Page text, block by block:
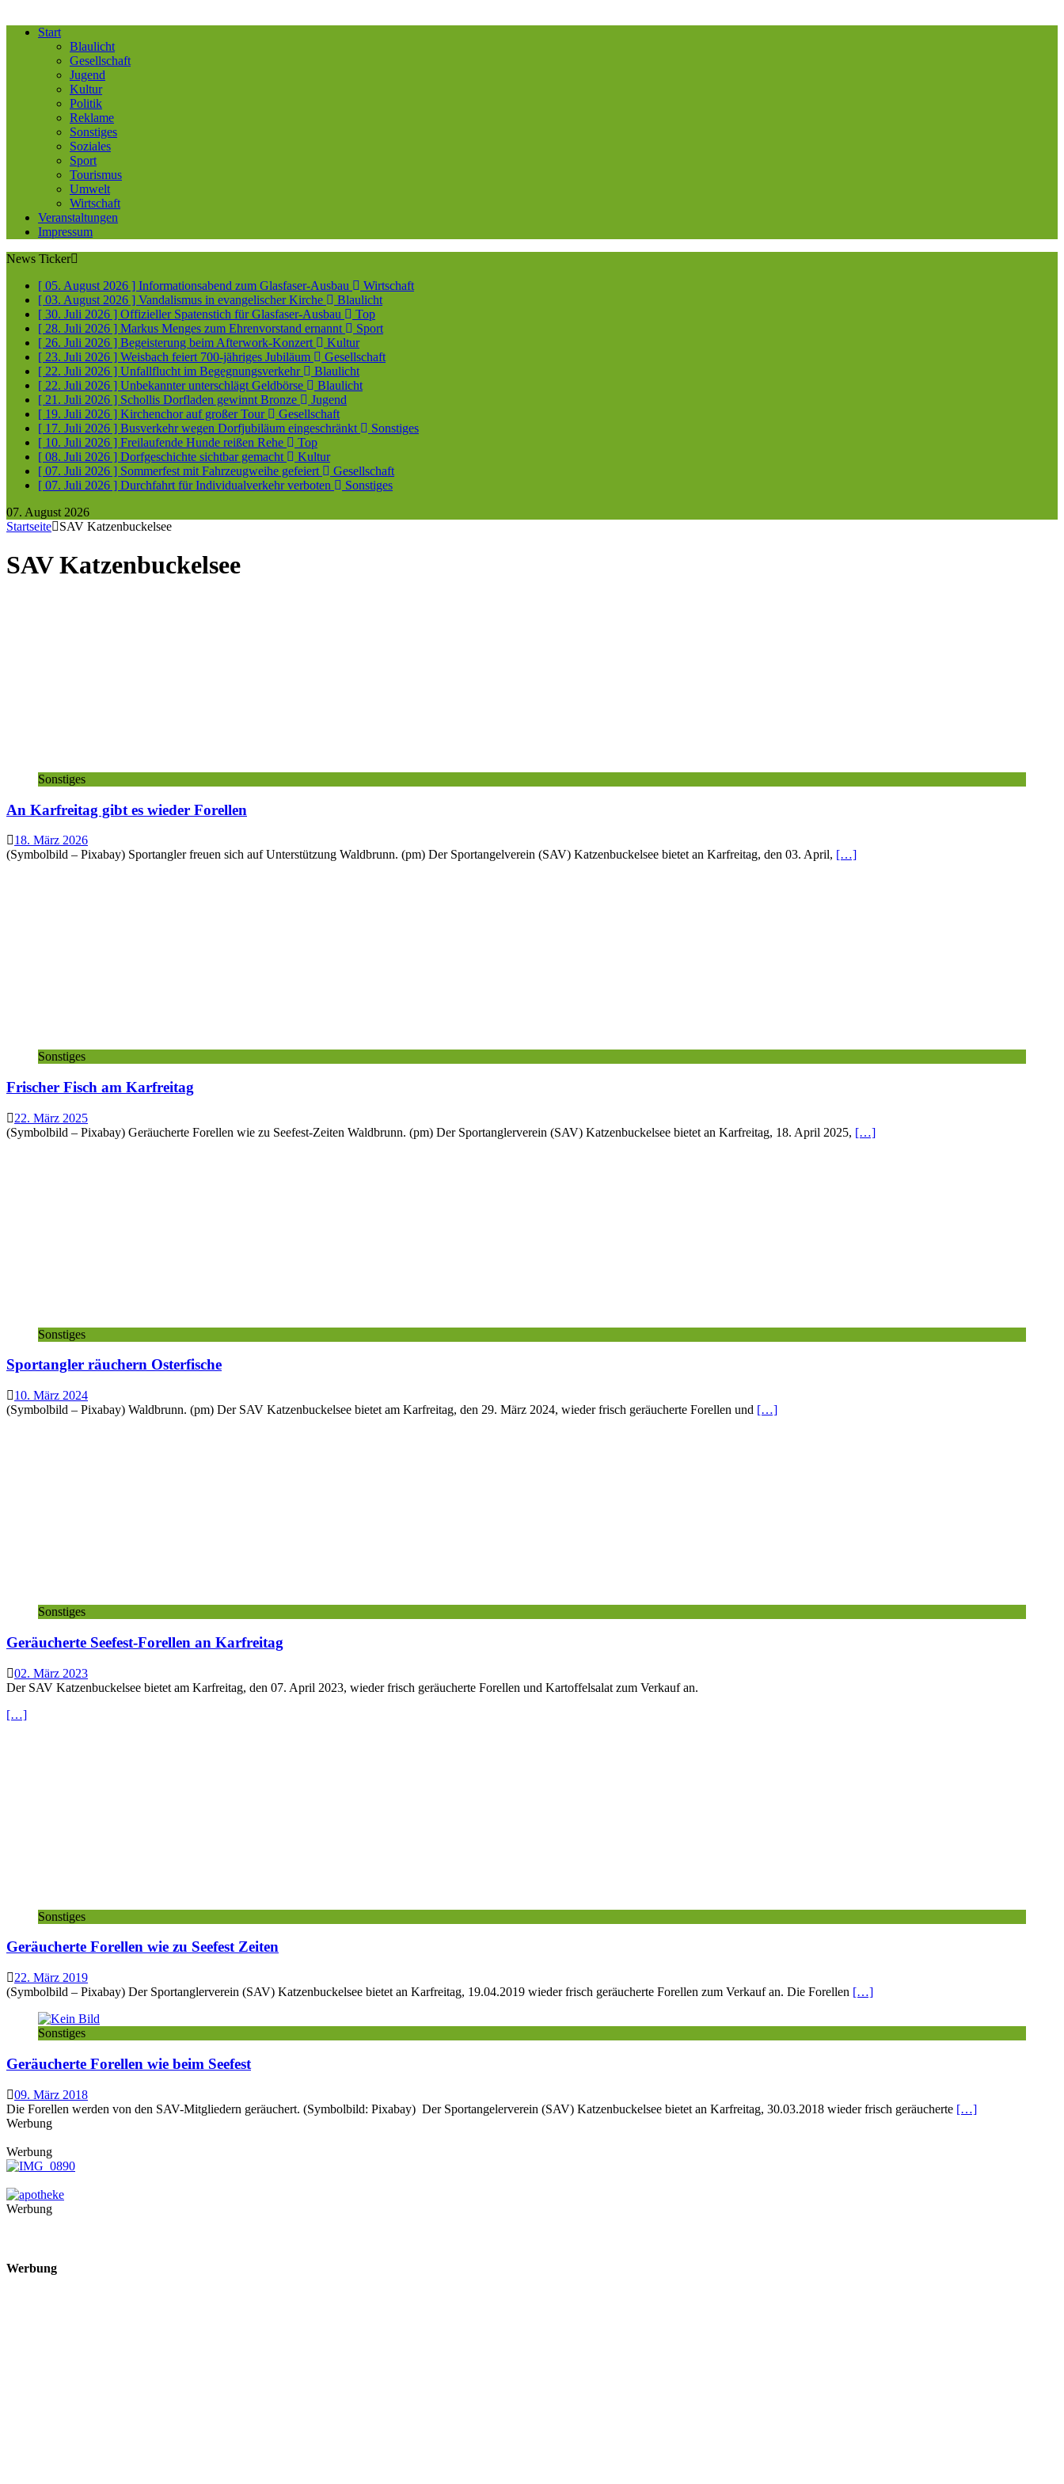
Start
Blaulicht
Gesellschaft
Jugend
Kultur
Politik
Reklame
Sonstiges
Soziales
Sport
Tourismus
Umwelt
Wirtschaft
Veranstaltungen
Impressum
News Ticker
[ 05. August 2026 ] Informationsabend zum Glasfaser-Ausbau
Wirtschaft
[ 03. August 2026 ] Vandalismus in evangelischer Kirche
Blaulicht
[ 30. Juli 2026 ] Offizieller Spatenstich für Glasfaser-Ausbau
Top
[ 28. Juli 2026 ] Markus Menges zum Ehrenvorstand ernannt
Sport
[ 26. Juli 2026 ] Begeisterung beim Afterwork-Konzert
Kultur
[ 23. Juli 2026 ] Weisbach feiert 700-jähriges Jubiläum
Gesellschaft
[ 22. Juli 2026 ] Unfallflucht im Begegnungsverkehr
Blaulicht
[ 22. Juli 2026 ] Unbekannter unterschlägt Geldbörse
Blaulicht
[ 21. Juli 2026 ] Schollis Dorfladen gewinnt Bronze
Jugend
[ 19. Juli 2026 ] Kirchenchor auf großer Tour
Gesellschaft
[ 17. Juli 2026 ] Busverkehr wegen Dorfjubiläum eingeschränkt
Sonstiges
[ 10. Juli 2026 ] Freilaufende Hunde reißen Rehe
Top
[ 08. Juli 2026 ] Dorfgeschichte sichtbar gemacht
Kultur
[ 07. Juli 2026 ] Sommerfest mit Fahrzeugweihe gefeiert
Gesellschaft
[ 07. Juli 2026 ] Durchfahrt für Individualverkehr verboten
Sonstiges
07. August 2026
Startseite
SAV Katzenbuckelsee
SAV Katzenbuckelsee
Sonstiges
An Karfreitag gibt es wieder Forellen
18. März 2026
(Symbolbild – Pixabay) Sportangler freuen sich auf Unterstützung Waldbrunn. (pm) Der Sportangelverein (SAV) Katzenbuckelsee bietet an Karfreitag, den 03. April, […]
Sonstiges
Frischer Fisch am Karfreitag
22. März 2025
(Symbolbild – Pixabay) Geräucherte Forellen wie zu Seefest-Zeiten Waldbrunn. (pm) Der Sportanglerverein (SAV) Katzenbuckelsee bietet an Karfreitag, 18. April 2025, […]
Sonstiges
Sportangler räuchern Osterfische
10. März 2024
(Symbolbild – Pixabay) Waldbrunn. (pm) Der SAV Katzenbuckelsee bietet am Karfreitag, den 29. März 2024, wieder frisch geräucherte Forellen und […]
Sonstiges
Geräucherte Seefest-Forellen an Karfreitag
02. März 2023
Der SAV Katzenbuckelsee bietet am Karfreitag, den 07. April 2023, wieder frisch geräucherte Forellen und Kartoffelsalat zum Verkauf an.
[…]
Sonstiges
Geräucherte Forellen wie zu Seefest Zeiten
22. März 2019
(Symbolbild – Pixabay) Der Sportanglerverein (SAV) Katzenbuckelsee bietet an Karfreitag, 19.04.2019 wieder frisch geräucherte Forellen zum Verkauf an. Die Forellen […]
Sonstiges
Geräucherte Forellen wie beim Seefest
09. März 2018
Die Forellen werden von den SAV-Mitgliedern geräuchert. (Symbolbild: Pixabay) Der Sportangelerverein (SAV) Katzenbuckelsee bietet an Karfreitag, 30.03.2018 wieder frisch geräucherte […]
Werbung
Werbung
Werbung
Werbung